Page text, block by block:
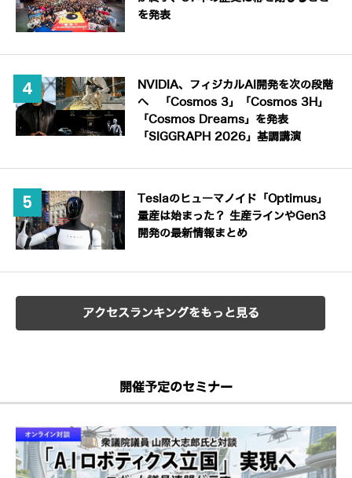
を発表
NVIDIA、フィジカルAI開発を次の段階
へ 「Cosmos 3」「Cosmos 3H」
「Cosmos Dreams」を発表
「SIGGRAPH 2026」基調講演
Teslaのヒューマノイド「Optimus」
量産は始まった？ 生産ラインやGen3
開発の最新情報まとめ
アクセスランキングをもっと見る
開催予定のセミナー